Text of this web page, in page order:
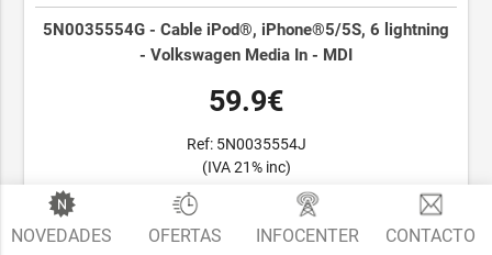
NOVEDADES OFERTAS INFOCENTER CONTACTO
5N0035554G - Cable iPod®, iPhone®5/5S, 6 lightning
- Volkswagen Media In - MDI
59.9€
Ref: 5N0035554J
(IVA 21% inc)